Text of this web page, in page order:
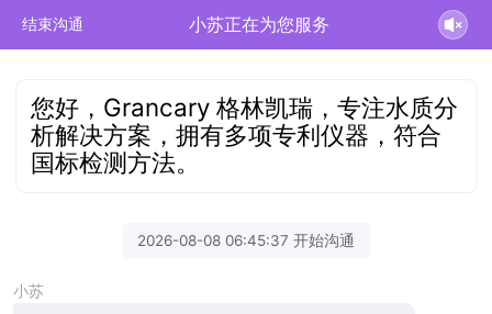
结束沟通 小苏正在为您服务
您好，Grancary 格林凯瑞，专注水质分
析解决方案，拥有多项专利仪器，符合
国标检测方法。
2026-08-08 06:45:37 开始沟通
小苏